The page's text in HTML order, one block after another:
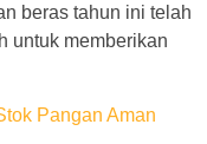
beras tahun ini telah
untuk memberikan
Pangan Aman